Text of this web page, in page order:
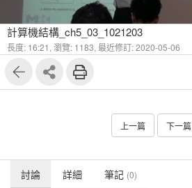
計算機結構_ch5_03_1021203
長度: 16:21, 瀏覽: 1183, 最近修訂: 2020-05-06
上一篇 下一篇
討論 詳細 筆記 (0)